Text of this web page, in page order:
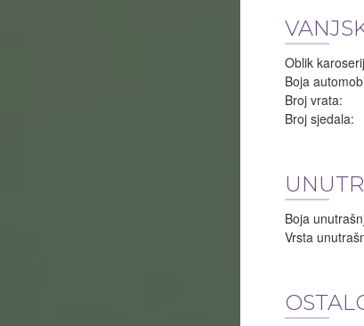
Oblik
Boja
Broj vrata:
Broj sjedala:
Boja
Vrsta